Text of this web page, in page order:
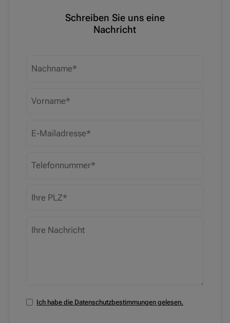
Schreiben Sie uns eine
Nachricht
Datenschutzbestimmungen zustimmen
Ich habe die Datenschutzbestimmungen gelesen.